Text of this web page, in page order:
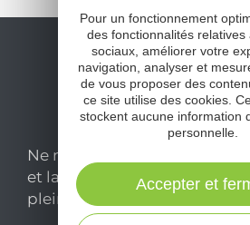
Ne manquez pas notre
et laissez-vous inspirer pour
pleinement de votre séjour
Pour un fonctionnement
des fonctionnalités relatives
sociaux, améliorer votre
navigation, analyser et
de vous proposer des
ce site utilise des cookies.
stockent aucune information
personnelle.
Accepter et